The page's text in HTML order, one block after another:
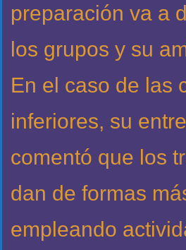
preparación va a
los grupos y su
En el caso de las
inferiores, su
comentó que los
dan de formas
empleando